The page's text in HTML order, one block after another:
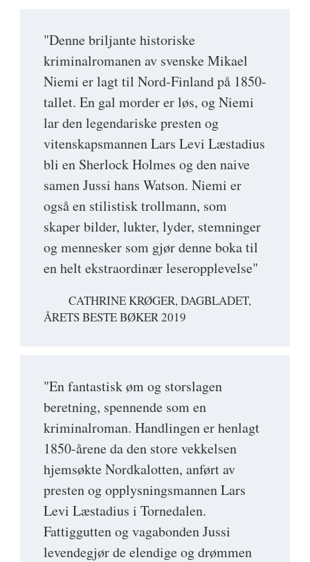
"Denne briljante historiske
kriminalromanen av svenske Mikael
Niemi er lagt til Nord-Finland på 1850-
tallet. En gal morder er løs, og Niemi
lar den legendariske presten og
vitenskapsmannen Lars Levi Læstadius
bli en Sherlock Holmes og den naive
samen Jussi hans Watson. Niemi er
også en stilistisk trollmann, som
skaper bilder, lukter, lyder, stemninger
og mennesker som gjør denne boka til
en helt ekstraordinær leseropplevelse"
CATHRINE KRØGER, DAGBLADET,
ÅRETS BESTE BØKER 2019
"En fantastisk øm og storslagen
beretning, spennende som en
kriminalroman. Handlingen er henlagt
1850-årene da den store vekkelsen
hjemsøkte Nordkalotten, anført av
presten og opplysningsmannen Lars
Levi Læstadius i Tornedalen.
Fattiggutten og vagabonden Jussi
levendegjør de elendige og drømmen